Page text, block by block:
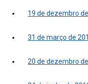
19 de dezembro
31 de março de
20 de dezembro